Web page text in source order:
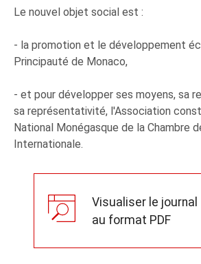
Le nouvel objet social est :
- la promotion et le développement
Principauté de Monaco,
- et pour développer ses moyens, sa
sa représentativité, l'Association
National Monégasque de la Chambre
Internationale.
Visualiser le journal
au format PDF